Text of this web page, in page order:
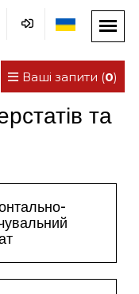
Ваші запити (0)
та